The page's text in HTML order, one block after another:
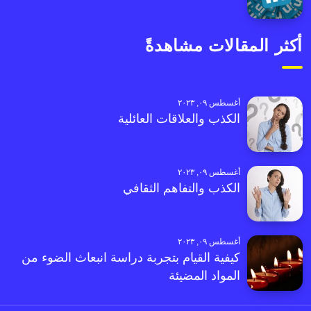
أكثر المقالات مشاهدةً
أغسطس ٠٩, ٢٠٢٣
الكذب والعلاقات العائلية
أغسطس ٠٩, ٢٠٢٣
الكذب والتفاهم الثقافي
أغسطس ٠٩, ٢٠٢٣
كيفية القيام بتجربة دراسة انبعاث الضوء من
المواد المضيئة